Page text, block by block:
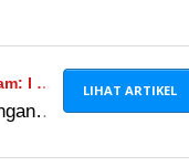
I m
LIHAT ARTIKEL